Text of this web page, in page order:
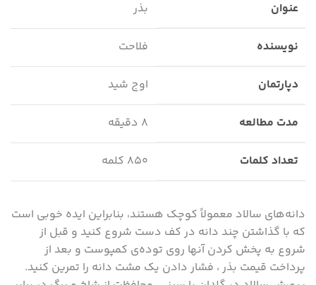
عنوان بذر
نویسنده فلاحت
دپارتمان اوج شید
مدت مطالعه ۸ دقیقه
تعداد کلمات ۸۵۰ کلمه
دانه‌های سالاد معمولاً کوچک هستند، بنابراین ایده خوبی است
که با گذاشتن چند دانه در کف دست شروع کنید و قبل از
شروع به پخش کردن آنها روی توده‌ی کمپوست و بعد از
پرداخت قیمت بذر ، فشار دادن یک مشت دانه را تمرین کنید.